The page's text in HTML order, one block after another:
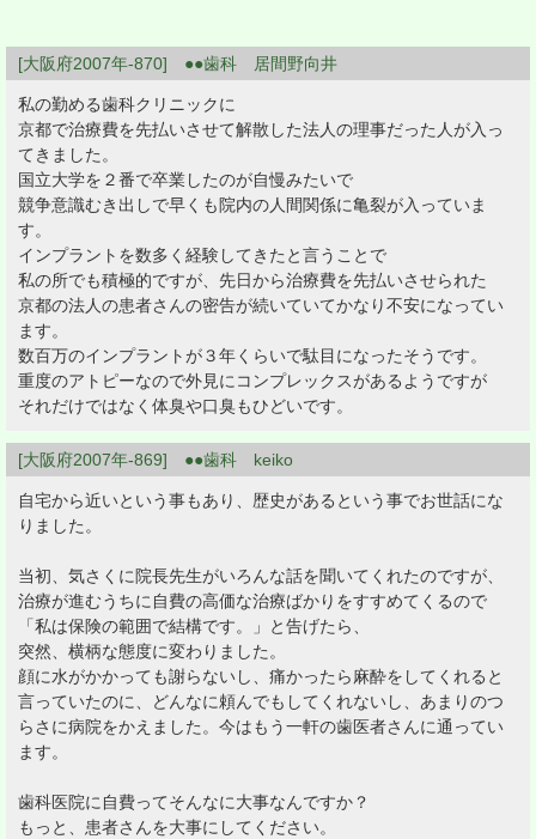
[大阪府2007年-870] ●●歯科 居間野向井
私の勤める歯科クリニックに
京都で治療費を先払いさせて解散した法人の理事だった人が入っ
てきました。
国立大学を２番で卒業したのが自慢みたいで
競争意識むき出しで早くも院内の人間関係に亀裂が入っていま
す。
インプラントを数多く経験してきたと言うことで
私の所でも積極的ですが、先日から治療費を先払いさせられた
京都の法人の患者さんの密告が続いていてかなり不安になってい
ます。
数百万のインプラントが３年くらいで駄目になったそうです。
重度のアトピーなので外見にコンプレックスがあるようですが
それだけではなく体臭や口臭もひどいです。
[大阪府2007年-869] ●●歯科 keiko
自宅から近いという事もあり、歴史があるという事でお世話にな
りました。
当初、気さくに院長先生がいろんな話を聞いてくれたのですが、
治療が進むうちに自費の高価な治療ばかりをすすめてくるので
「私は保険の範囲で結構です。」と告げたら、
突然、横柄な態度に変わりました。
顔に水がかかっても謝らないし、痛かったら麻酔をしてくれると
言っていたのに、どんなに頼んでもしてくれないし、あまりのつ
らさに病院をかえました。今はもう一軒の歯医者さんに通ってい
ます。
歯科医院に自費ってそんなに大事なんですか？
もっと、患者さんを大事にしてください。